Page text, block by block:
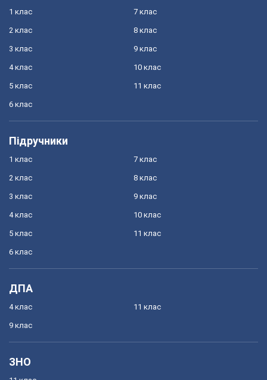
1 клас
2 клас
3 клас
4 клас
5 клас
6 клас
7 клас
8 клас
9 клас
10 клас
11 клас
Підручники
1 клас
2 клас
3 клас
4 клас
5 клас
6 клас
7 клас
8 клас
9 клас
10 клас
11 клас
ДПА
4 клас
9 клас
11 клас
ЗНО